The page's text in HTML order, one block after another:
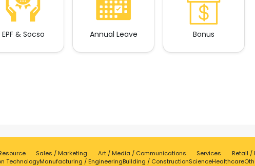
EPF & Socso Annual Leave Bonus
Sales / Marketing Art / Media / Communications Services
Retail /
TechnologyManufacturing / EngineeringBuilding / ConstructionScienceHealthcare